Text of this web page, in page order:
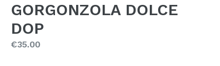
GORGONZOLA DOLCE
DOP
Prezzo
€35.00